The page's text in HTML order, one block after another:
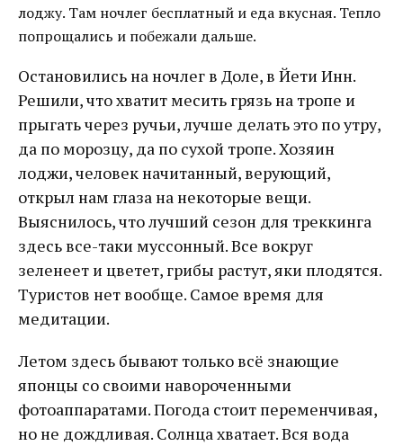
лоджу. Там ночлег бесплатный и еда вкусная. Тепло
попрощались и побежали дальше.
Остановились на ночлег в Доле, в Йети Инн.
Решили, что хватит месить грязь на тропе и
прыгать через ручьи, лучше делать это по утру,
да по морозцу, да по сухой тропе. Хозяин
лоджи, человек начитанный, верующий,
открыл нам глаза на некоторые вещи.
Выяснилось, что лучший сезон для треккинга
здесь все-таки муссонный. Все вокруг
зеленеет и цветет, грибы растут, яки плодятся.
Туристов нет вообще. Самое время для
медитации.
Летом здесь бывают только всё знающие
японцы со своими навороченными
фотоаппаратами. Погода стоит переменчивая,
но не дождливая. Солнца хватает. Вся вода